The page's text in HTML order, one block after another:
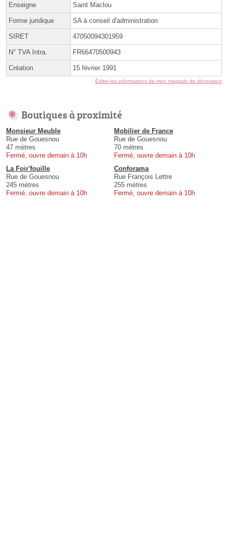
Enseigne Saint Maclou
Forme juridique SA à conseil d'administration
SIRET 47050094301959
N° TVA Intra. FR66470500943
Création 15 février 1991
Éditer les informations de mon magasin de décoration
Boutiques à proximité
Monsieur Meuble
Rue de Gouesnou
47 mètres
Fermé, ouvre demain à 10h
Mobilier de France
Rue de Gouesnou
70 mètres
Fermé, ouvre demain à 10h
La Foir'fouille
Rue de Gouesnou
245 mètres
Fermé, ouvre demain à 10h
Conforama
Rue François Lettre
255 mètres
Fermé, ouvre demain à 10h